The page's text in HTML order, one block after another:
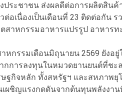
ประชาชน ส่งผลดีต่อการผลิตสิน
อเนื่องเป็นเดือนที่ 23 ติดต่อกัน ร
สาหกรรมอาหารแปรรูป อาหารท
หกรรมเดือนมิถุนายน 2569 ยังอยู่
กการลงทุนในหมวดยานยนต์ที่ชะ
ฐกิจหลัก ทั้งสหรัฐฯ และสหภาพ
ผชิญแรงกดดันจากต้นทุนพลังงา